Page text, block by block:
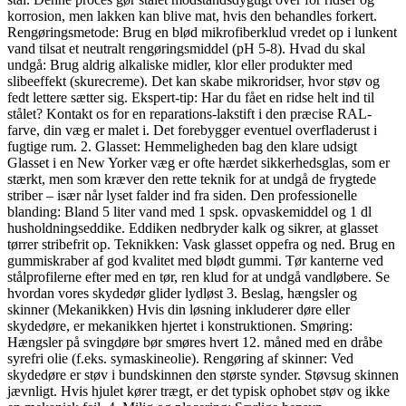
korrosion, men lakken kan blive mat, hvis den behandles forkert.
Rengøringsmetode: Brug en blød mikrofiberklud vredet op i lunkent
vand tilsat et neutralt rengøringsmiddel (pH 5-8). Hvad du skal
undgå: Brug aldrig alkaliske midler, klor eller produkter med
slibeeffekt (skurecreme). Det kan skabe mikroridser, hvor støv og
fedt lettere sætter sig. Ekspert-tip: Har du fået en ridse helt ind til
stålet? Kontakt os for en reparations-lakstift i den præcise RAL-
farve, din væg er malet i. Det forebygger eventuel overfladerust i
fugtige rum. 2. Glasset: Hemmeligheden bag den klare udsigt
Glasset i en New Yorker væg er ofte hærdet sikkerhedsglas, som er
stærkt, men som kræver den rette teknik for at undgå de frygtede
striber – især når lyset falder ind fra siden. Den professionelle
blanding: Bland 5 liter vand med 1 spsk. opvaskemiddel og 1 dl
husholdningseddike. Eddiken nedbryder kalk og sikrer, at glasset
tørrer stribefrit op. Teknikken: Vask glasset oppefra og ned. Brug en
gummiskraber af god kvalitet med blødt gummi. Tør kanterne ved
stålprofilerne efter med en tør, ren klud for at undgå vandløbere. Se
hvordan vores skydedør glider lydløst 3. Beslag, hængsler og
skinner (Mekanikken) Hvis din løsning inkluderer døre eller
skydedøre, er mekanikken hjertet i konstruktionen. Smøring:
Hængsler på svingdøre bør smøres hvert 12. måned med en dråbe
syrefri olie (f.eks. symaskineolie). Rengøring af skinner: Ved
skydedøre er støv i bundskinnen den største synder. Støvsug skinnen
jævnligt. Hvis hjulet kører trægt, er det typisk ophobet støv og ikke